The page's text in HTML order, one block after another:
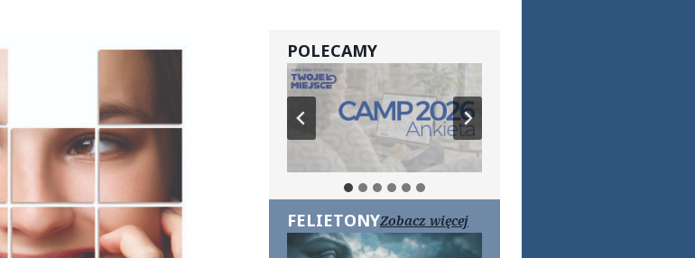
POLECAMY
FELIETONYZobacz więcej